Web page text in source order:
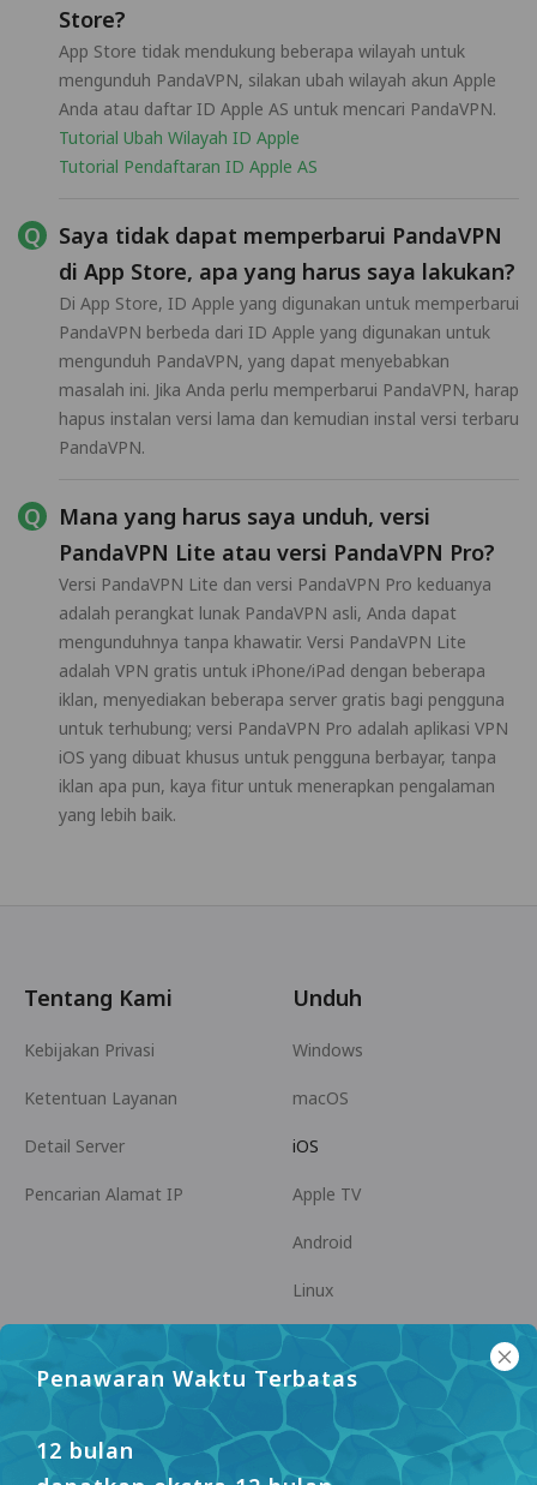
Store?
App Store tidak mendukung beberapa wilayah untuk
mengunduh PandaVPN, silakan ubah wilayah akun Apple
Anda atau daftar ID Apple AS untuk mencari PandaVPN.
Tutorial Ubah Wilayah ID Apple
Tutorial Pendaftaran ID Apple AS
Saya tidak dapat memperbarui PandaVPN
di App Store, apa yang harus saya lakukan?
Di App Store, ID Apple yang digunakan untuk memperbarui
PandaVPN berbeda dari ID Apple yang digunakan untuk
mengunduh PandaVPN, yang dapat menyebabkan
masalah ini. Jika Anda perlu memperbarui PandaVPN, harap
hapus instalan versi lama dan kemudian instal versi terbaru
PandaVPN.
Mana yang harus saya unduh, versi
PandaVPN Lite atau versi PandaVPN Pro?
Versi PandaVPN Lite dan versi PandaVPN Pro keduanya
adalah perangkat lunak PandaVPN asli, Anda dapat
mengunduhnya tanpa khawatir. Versi PandaVPN Lite
adalah VPN gratis untuk iPhone/iPad dengan beberapa
iklan, menyediakan beberapa server gratis bagi pengguna
untuk terhubung; versi PandaVPN Pro adalah aplikasi VPN
iOS yang dibuat khusus untuk pengguna berbayar, tanpa
iklan apa pun, kaya fitur untuk menerapkan pengalaman
yang lebih baik.
Penawaran Waktu Terbatas
12 bulan
Tentang Kami
Kebijakan Privasi
Ketentuan Layanan
Detail Server
Pencarian Alamat IP
Unduh
Windows
macOS
iOS
Apple TV
Android
Linux
Android TV
Pusat Bantuan
panda7x24@gmail.com
Kerja Sama
Menjadi Afiliasi